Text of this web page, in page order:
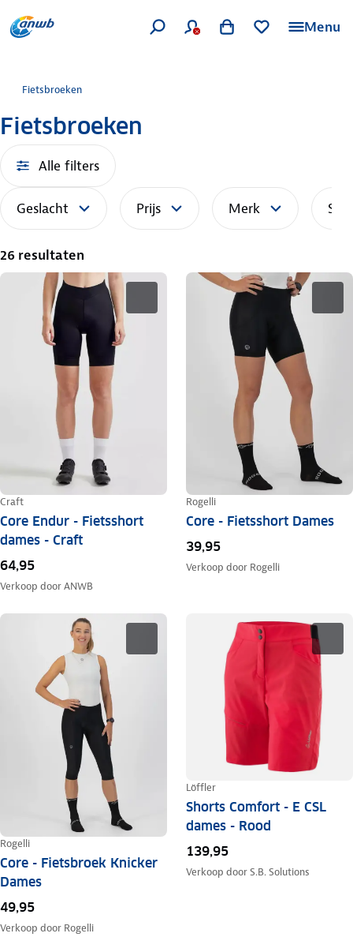
Menu
Fietsbroeken
Fietsbroeken
Alle filters
Geslacht Prijs Merk
26 resultaten
Craft
Core Endur - Fietsshort
dames - Craft
64,95
Verkoop doorANWB
Rogelli
Core - Fietsshort Dames
39,95
Verkoop door Rogelli
Rogelli
Core - Fietsbroek Knicker
Dames
49,95
Verkoop door Rogelli
Löffler
Shorts Comfort - E CSL
dames - Rood
139,95
Verkoop doorS.B. Solutions